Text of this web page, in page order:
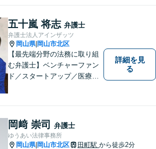
五十嵐 将志 弁護士
弁護士法人アインザッツ
岡山県| 岡山市北区
【最先端分野の法務に取り組
む弁護士】ベンチャーファン
ド／スタートアップ／医療介
れるよう、専門性の高い分野
に積極的に取り組みます。少
数の案件に集中し、「迅速対
応」を実現します！
詳細を見
る
岡﨑 崇司 弁護士
ゆうあい法律事務所
岡山県| 岡山市北区 田町駅 から徒歩2分